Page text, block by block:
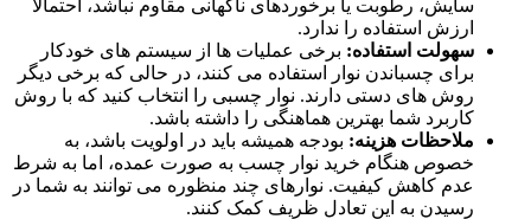
سایش، رطوبت یا برخوردهای ناگهانی مقاوم نباشد، احتمالاً
ارزش استفاده را ندارد.
سهولت استفاده: برخی عملیات ‌ها از سیستم‌ های خودکار
برای چسباندن نوار استفاده می ‌کنند، در حالی که برخی دیگر
روش ‌های دستی دارند. نوار چسبی را انتخاب کنید که با روش
کاربرد شما بهترین هماهنگی را داشته باشد.
ملاحظات هزینه: بودجه همیشه باید در اولویت باشد، به‌
خصوص هنگام خرید نوار چسب به‌ صورت عمده، اما به شرط
عدم کاهش کیفیت. نوارهای چند منظوره می ‌توانند به شما در
رسیدن به این تعادل ظریف کمک کنند.